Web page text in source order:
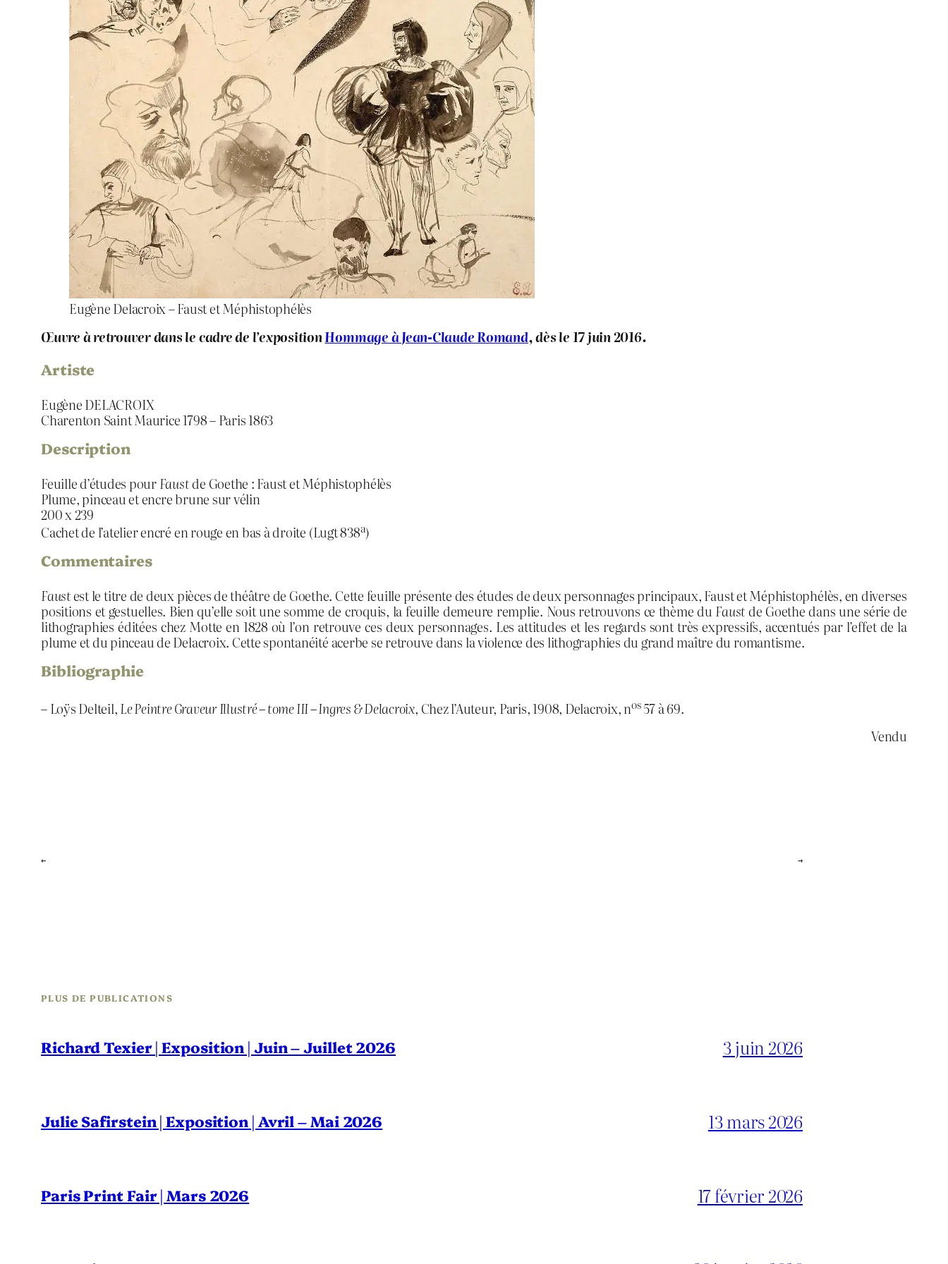
Eugène Delacroix – Faust et Méphistophélès
Œuvre à retrouver dans le cadre de l’expositionHommage à Jean-Claude Romand, dès le 17 juin 2016.
Artiste
Eugène DELACROIX
Charenton Saint Maurice 1798 – Paris 1863
Description
Feuille d’études pourFaustde Goethe : Faust et Méphistophélès
Plume, pinceau et encre brune sur vélin
200 x 239
Cachet de l’atelier encré en rouge en bas à droite (Lugt 838a)
Commentaires
Faustest le titre de deux pièces de théâtre de Goethe. Cette feuille présente des études de deux personnages principaux, Faust et Méphistophélès, en diverses
positions et gestuelles. Bien qu’elle soit une somme de croquis, la feuille demeure remplie. Nous retrouvons ce thème du Faust de Goethe dans une série de
lithographies éditées chez Motte en 1828 où l’on retrouve ces deux personnages. Les attitudes et les regards sont très expressifs, accentués par l’effet de la
plume et du pinceau de Delacroix. Cette spontanéité acerbe se retrouve dans la violence des lithographies du grand maître du romantisme.
Bibliographie
– Loÿs Delteil,Le Peintre Graveur Illustré – tome III – Ingres & Delacroix, Chez l’Auteur, Paris, 1908, Delacroix, nos57 à 69.
Vendu
← →
PLUS DE PUBLICATIONS
Richard Texier | Exposition | Juin – Juillet 2026 3 juin 2026
Julie Safirstein | Exposition | Avril – Mai 2026 13 mars 2026
Paris Print Fair | Mars 2026 17 février 2026